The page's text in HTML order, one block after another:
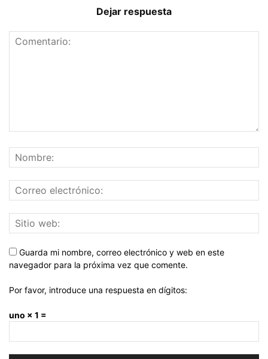
Dejar respuesta
Guarda mi nombre, correo electrónico y web en este
navegador para la próxima vez que comente.
Por favor, introduce una respuesta en dígitos:
uno × 1 =